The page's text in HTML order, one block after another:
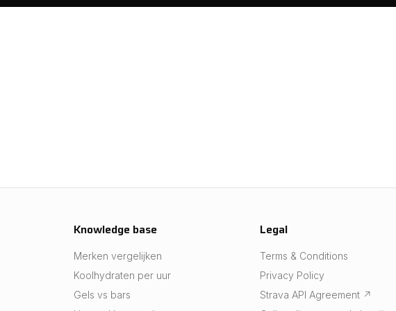
Knowledge base
Merken vergelijken
Koolhydraten per uur
Gels vs bars
Legal
Terms & Conditions
Privacy Policy
Strava API Agreement ↗